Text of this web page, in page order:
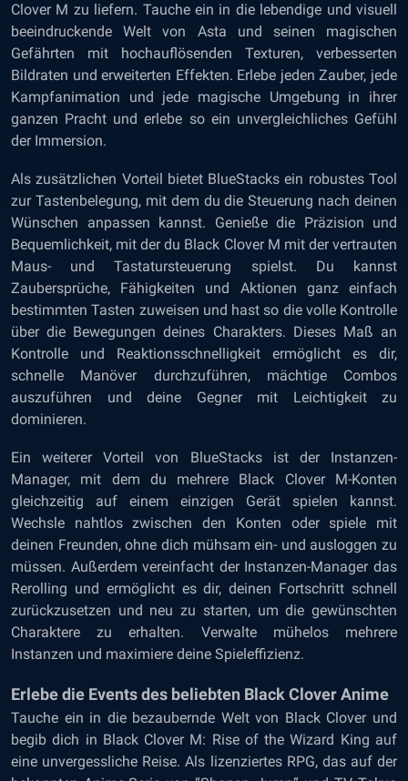
Clover M zu liefern. Tauche ein in die lebendige und visuell
beeindruckende Welt von Asta und seinen magischen
Gefährten mit hochauflösenden Texturen, verbesserten
Bildraten und erweiterten Effekten. Erlebe jeden Zauber, jede
Kampfanimation und jede magische Umgebung in ihrer
ganzen Pracht und erlebe so ein unvergleichliches Gefühl
der Immersion.
Als zusätzlichen Vorteil bietet BlueStacks ein robustes Tool
zur Tastenbelegung, mit dem du die Steuerung nach deinen
Wünschen anpassen kannst. Genieße die Präzision und
Bequemlichkeit, mit der du Black Clover M mit der vertrauten
Maus- und Tastatursteuerung spielst. Du kannst
Zaubersprüche, Fähigkeiten und Aktionen ganz einfach
bestimmten Tasten zuweisen und hast so die volle Kontrolle
über die Bewegungen deines Charakters. Dieses Maß an
Kontrolle und Reaktionsschnelligkeit ermöglicht es dir,
schnelle Manöver durchzuführen, mächtige Combos
auszuführen und deine Gegner mit Leichtigkeit zu
dominieren.
Ein weiterer Vorteil von BlueStacks ist der Instanzen-
Manager, mit dem du mehrere Black Clover M-Konten
gleichzeitig auf einem einzigen Gerät spielen kannst.
Wechsle nahtlos zwischen den Konten oder spiele mit
deinen Freunden, ohne dich mühsam ein- und ausloggen zu
müssen. Außerdem vereinfacht der Instanzen-Manager das
Rerolling und ermöglicht es dir, deinen Fortschritt schnell
zurückzusetzen und neu zu starten, um die gewünschten
Charaktere zu erhalten. Verwalte mühelos mehrere
Instanzen und maximiere deine Spieleffizienz.
Erlebe die Events des beliebten Black Clover Anime
Tauche ein in die bezaubernde Welt von Black Clover und
begib dich in Black Clover M: Rise of the Wizard King auf
eine unvergessliche Reise. Als lizenziertes RPG, das auf der